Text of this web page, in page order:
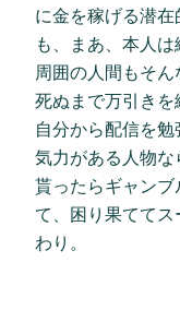
に金を稼げる潜
も、まあ、本人は
周囲の人間もそん
死ぬまで万引き
自分から配信を
気力がある人物
貰ったらギャン
て、困り果てて
わり。